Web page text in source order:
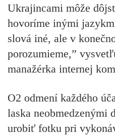
Ukrajincami môže
hovoríme inými
slová iné, ale v
porozumieme,”
manažérka internej
O2 odmení každého
laska neobmedzenými
urobiť fotku pri